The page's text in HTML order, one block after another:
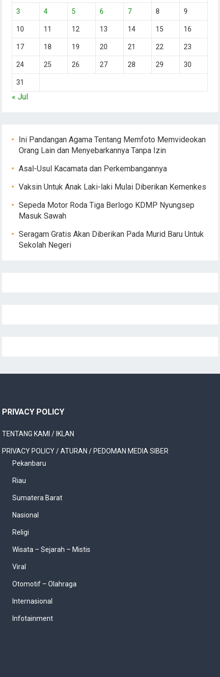
3 4 5 6 7 8 9
10 11 12 13 14 15 16
17 18 19 20 21 22 23
24 25 26 27 28 29 30
31
« Jul
Ini Pandangan Agama Tentang Memfoto Memvideokan
Orang Lain dan Menyebarkannya Tanpa Izin
Asal-Usul Kacamata dan Perkembangannya
Vaksin Untuk Anak Laki-laki Mulai Diberikan Kemenkes
Sepeda Motor Roda Tiga Berlogo KDMP Nyungsep
Masuk Sawah
Seragam Gratis Akan Diberikan Pada Murid Baru Untuk
Sekolah Negeri
PRIVACY POLICY
TENTANG KAMI / IKLAN
PRIVACY POLICY / ATURAN / PEDOMAN MEDIA SIBER
Pekanbaru
Riau
Sumatera Barat
Nasional
Religi
Wisata – Sejarah – Mistis
Viral
Otomotif – Olahraga
Internasional
Infotainment